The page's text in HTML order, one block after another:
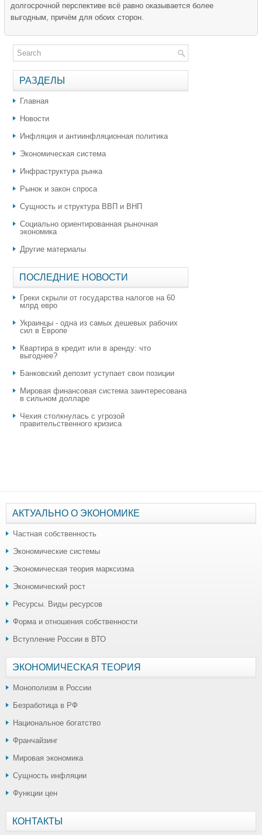
долгосрочной перспективе всё равно оказывается более
выгодным, причём для обоих сторон.
РАЗДЕЛЫ
Главная
Новости
Инфляция и антиинфляционная политика
Экономическая система
Инфраструктура рынка
Рынок и закон спроса
Сущность и структура ВВП и ВНП
Социально ориентированная рыночная
экономика
Другие материалы
ПОСЛЕДНИЕ НОВОСТИ
Греки скрыли от государства налогов на 60
млрд евро
Украинцы - одна из самых дешевых рабочих
сил в Европе
Квартира в кредит или в аренду: что
выгоднее?
​Банковский депозит уступает свои позиции
Мировая финансовая система заинтересована
в сильном долларе
Чехия столкнулась с угрозой
правительственного кризиса
АКТУАЛЬНО О ЭКОНОМИКЕ
Частная собственность
Экономические системы
Экономическая теория марксизма
Экономический рост
Ресурсы. Виды ресурсов
Форма и отношения собственности
Вступление России в ВТО
ЭКОНОМИЧЕСКАЯ ТЕОРИЯ
Монополизм в России
Безработица в РФ
Национальное богатство
Франчайзинг
Мировая экономика
Сущность инфляции
Функции цен
КОНТАКТЫ